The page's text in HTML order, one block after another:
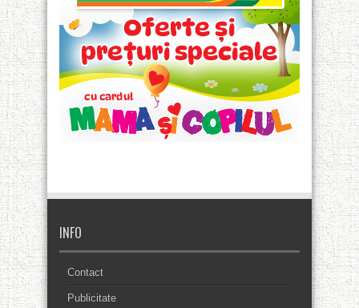
INFO
Contact
Publicitate